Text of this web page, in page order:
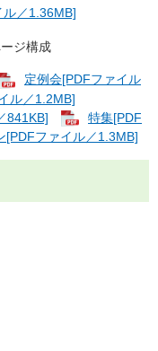
／1.36MB]
ジ構成
定例会[PDFファイル
ル／1.2MB]
841KB]
特集[PDF
[PDFファイル／1.3MB]